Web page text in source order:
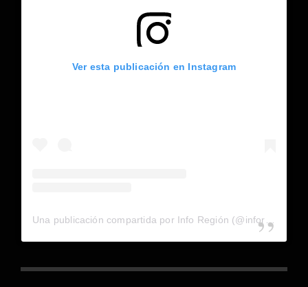
Ver esta publicación en Instagram